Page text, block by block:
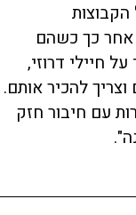
אחר כך כשהם
חיילי דרוזי,
להכיר אותם.
עם חיבור חזק